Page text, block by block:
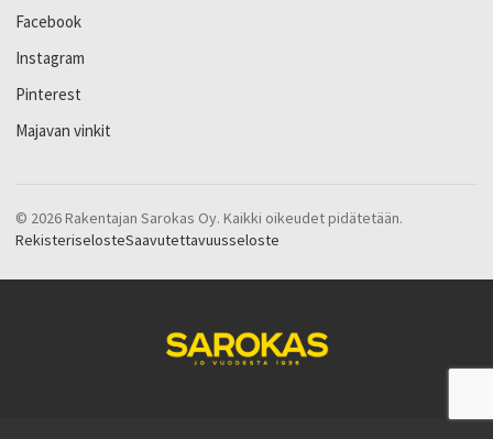
Facebook
Instagram
Pinterest
Majavan vinkit
© 2026 Rakentajan Sarokas Oy. Kaikki oikeudet pidätetään.
RekisteriselosteSaavutettavuusseloste